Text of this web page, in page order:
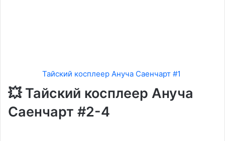
Тайский косплеер Ануча Саенчарт #1
💥 Тайский косплеер Ануча
Саенчарт #2-4